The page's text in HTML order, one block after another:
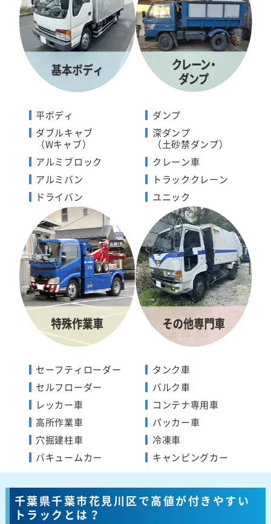
平ボディ
ダブルキャブ
（Wキャブ）
アルミブロック
アルミバン
ドライバン
ダンプ
深ダンプ
（土砂禁ダンプ）
クレーン車
トラッククレーン
ユニック
セーフティローダー
セルフローダー
レッカー車
高所作業車
穴掘建柱車
バキュームカー
タンク車
バルク車
コンテナ専用車
パッカー車
冷凍車
キャンピングカー
千葉県千葉市花見川区で高値が付きやすい
トラックとは？